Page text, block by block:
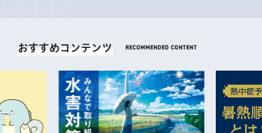
おすすめコンテンツ